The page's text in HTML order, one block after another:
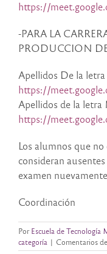
https://
-PARA LA
PRODUCCION
Apellidos De la
https://
Apellidos de la letra
https://
Los alumnos que
consideran
examen
Coordinación
PorEscuela de Tecnología
categoría | Comentarios